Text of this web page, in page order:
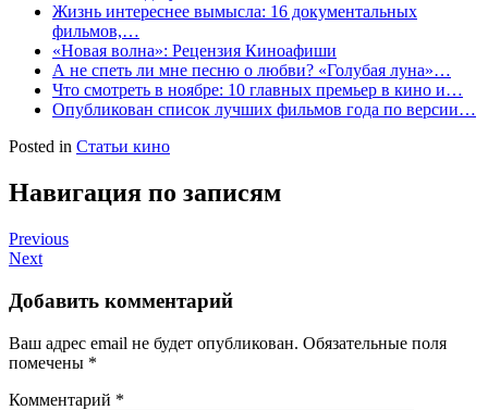
Жизнь интереснее вымысла: 16 документальных
фильмов,…
«Новая волна»: Рецензия Киноафиши
А не спеть ли мне песню о любви? «Голубая луна»…
Что смотреть в ноябре: 10 главных премьер в кино и…
Опубликован список лучших фильмов года по версии…
Posted in Статьи кино
Навигация по записям
Previous
Next
Добавить комментарий
Ваш адрес email не будет опубликован. Обязательные поля
помечены *
Комментарий *